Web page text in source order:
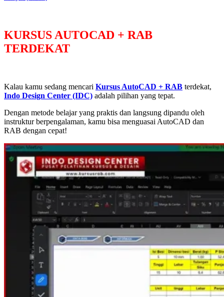
KURSUS AUTOCAD + RAB
TERDEKAT
Kalau kamu sedang mencari Kursus AutoCAD + RAB terdekat,
Indo Design Center (IDC) adalah pilihan yang tepat.
Dengan metode belajar yang praktis dan langsung dipandu oleh
instruktur berpengalaman, kamu bisa menguasai AutoCAD dan
RAB dengan cepat!